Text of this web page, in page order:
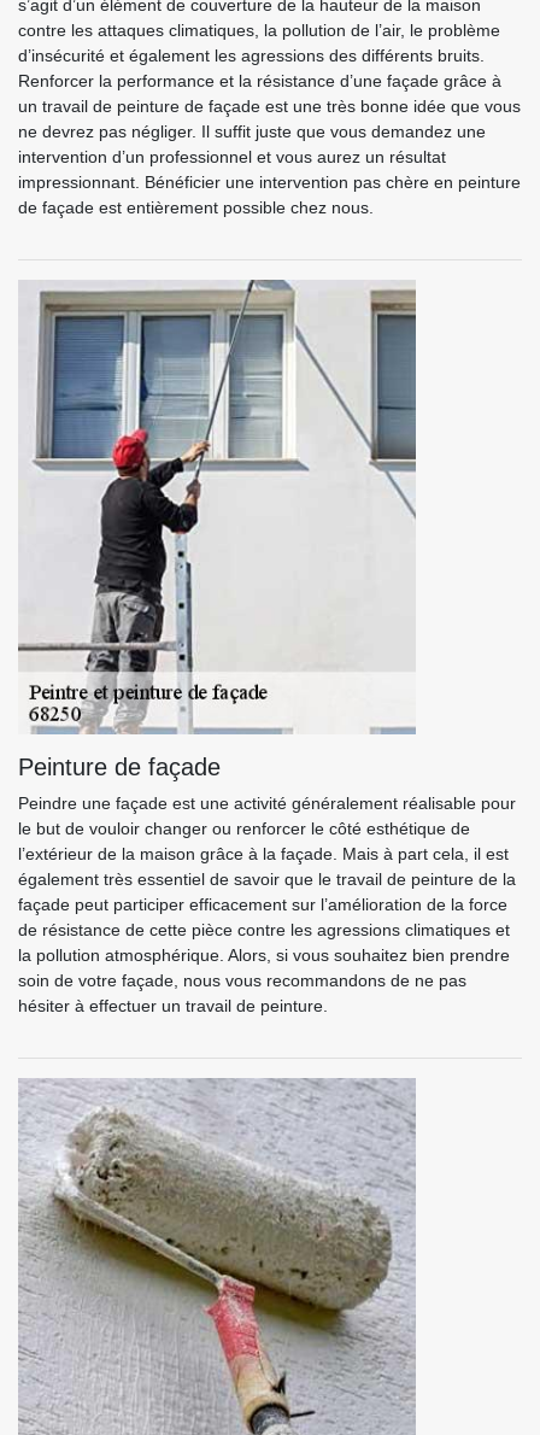
s’agit d’un élément de couverture de la hauteur de la maison
contre les attaques climatiques, la pollution de l’air, le problème
d’insécurité et également les agressions des différents bruits.
Renforcer la performance et la résistance d’une façade grâce à
un travail de peinture de façade est une très bonne idée que vous
ne devrez pas négliger. Il suffit juste que vous demandez une
intervention d’un professionnel et vous aurez un résultat
impressionnant. Bénéficier une intervention pas chère en peinture
de façade est entièrement possible chez nous.
Peinture de façade
Peindre une façade est une activité généralement réalisable pour
le but de vouloir changer ou renforcer le côté esthétique de
l’extérieur de la maison grâce à la façade. Mais à part cela, il est
également très essentiel de savoir que le travail de peinture de la
façade peut participer efficacement sur l’amélioration de la force
de résistance de cette pièce contre les agressions climatiques et
la pollution atmosphérique. Alors, si vous souhaitez bien prendre
soin de votre façade, nous vous recommandons de ne pas
hésiter à effectuer un travail de peinture.